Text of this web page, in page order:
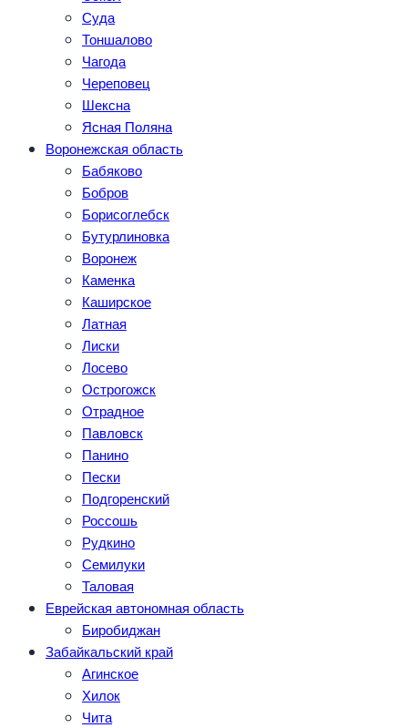
Суда
Тоншалово
Чагода
Череповец
Шексна
Ясная Поляна
Воронежская область
Бабяково
Бобров
Борисоглебск
Бутурлиновка
Воронеж
Каменка
Каширское
Латная
Лиски
Лосево
Острогожск
Отрадное
Павловск
Панино
Пески
Подгоренский
Россошь
Рудкино
Семилуки
Таловая
Еврейская автономная область
Биробиджан
Забайкальский край
Агинское
Хилок
Чита